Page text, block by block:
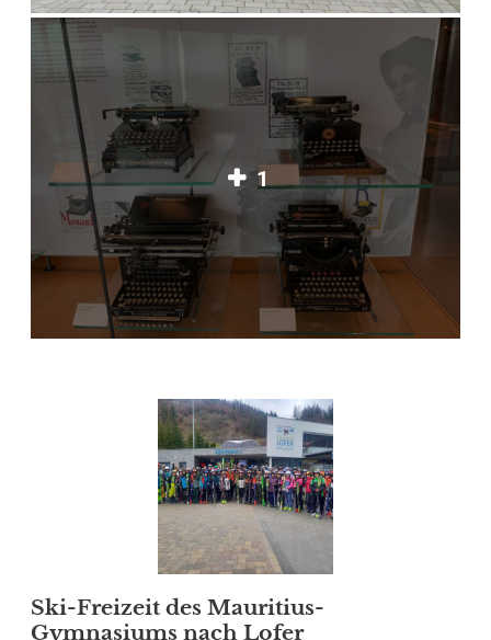
1
Ski-Freizeit des Mauritius-
Gymnasiums nach Lofer